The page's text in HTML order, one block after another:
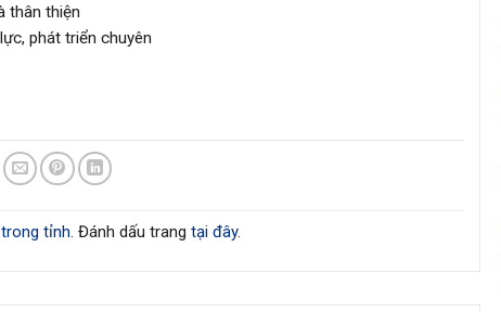
thân thiện
phát triển chuyên
tỉnh. Đánh dấu trang tại đây.